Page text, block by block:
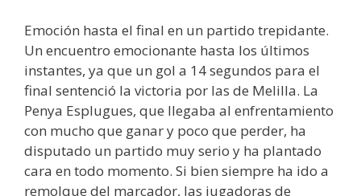
Emoción hasta el final en un partido trepidante.
Un encuentro emocionante hasta los últimos
instantes, ya que un gol a 14 segundos para el
final sentenció la victoria por las de Melilla. La
Penya Esplugues, que llegaba al enfrentamiento
con mucho que ganar y poco que perder, ha
disputado un partido muy serio y ha plantado
cara en todo momento. Si bien siempre ha ido a
remolque del marcador, las jugadoras de